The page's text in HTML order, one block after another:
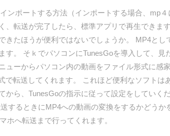
ンポートする方法（インポートする場合、mp
、転送が完了したら、標準アプリで再生できま
きたほうが便利ではないでしょうか。 MP4と
す。 そｋでパソコンにTunesGoを導入して、
ューからパソコン内の動画をファイル形式に感
で転送してくれます。 これほど便利なソフトは
から、TunesGoの指示に従って設定をしていく
するときにMP4への動画の変換をするかどう
ホへ転送まで行ってくれます。